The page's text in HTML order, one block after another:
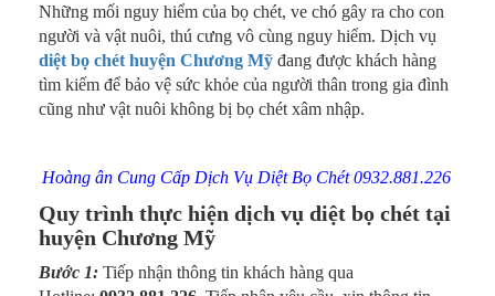
Những mối nguy hiểm của bọ chét, ve chó gây ra cho con
người và vật nuôi, thú cưng vô cùng nguy hiểm. Dịch vụ
diệt bọ chét huyện Chương Mỹ đang được khách hàng
tìm kiếm để bảo vệ sức khỏe của người thân trong gia đình
cũng như vật nuôi không bị bọ chét xâm nhập.
Hoàng ân Cung Cấp Dịch Vụ Diệt Bọ Chét 0932.881.226
Quy trình thực hiện dịch vụ diệt bọ chét tại
huyện Chương Mỹ
Bước 1: Tiếp nhận thông tin khách hàng qua